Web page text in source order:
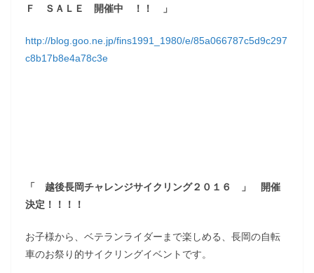
Ｆ ＳＡＬＥ 開催中 ！！ 」
http://blog.goo.ne.jp/fins1991_1980/e/85a066787c5d9c297
c8b17b8e4a78c3e
「 越後長岡チャレンジサイクリング２０１６ 」 開催
決定！！！！
お子様から、ベテランライダーまで楽しめる、長岡の自転
車のお祭り的サイクリングイベントです。